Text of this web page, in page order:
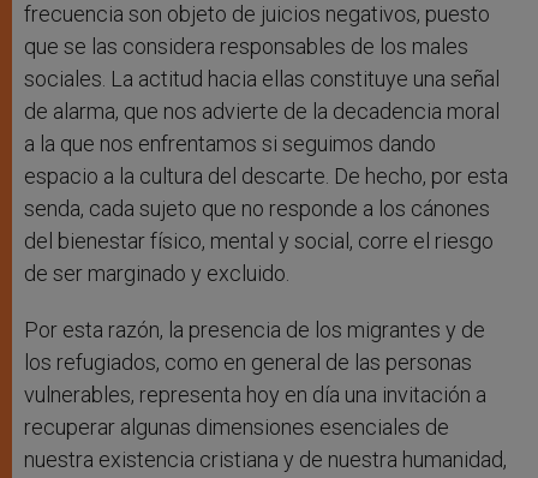
frecuencia son objeto de juicios negativos, puesto
que se las considera responsables de los males
sociales. La actitud hacia ellas constituye una señal
de alarma, que nos advierte de la decadencia moral
a la que nos enfrentamos si seguimos dando
espacio a la cultura del descarte. De hecho, por esta
senda, cada sujeto que no responde a los cánones
del bienestar físico, mental y social, corre el riesgo
de ser marginado y excluido.
Por esta razón, la presencia de los migrantes y de
los refugiados, como en general de las personas
vulnerables, representa hoy en día una invitación a
recuperar algunas dimensiones esenciales de
nuestra existencia cristiana y de nuestra humanidad,